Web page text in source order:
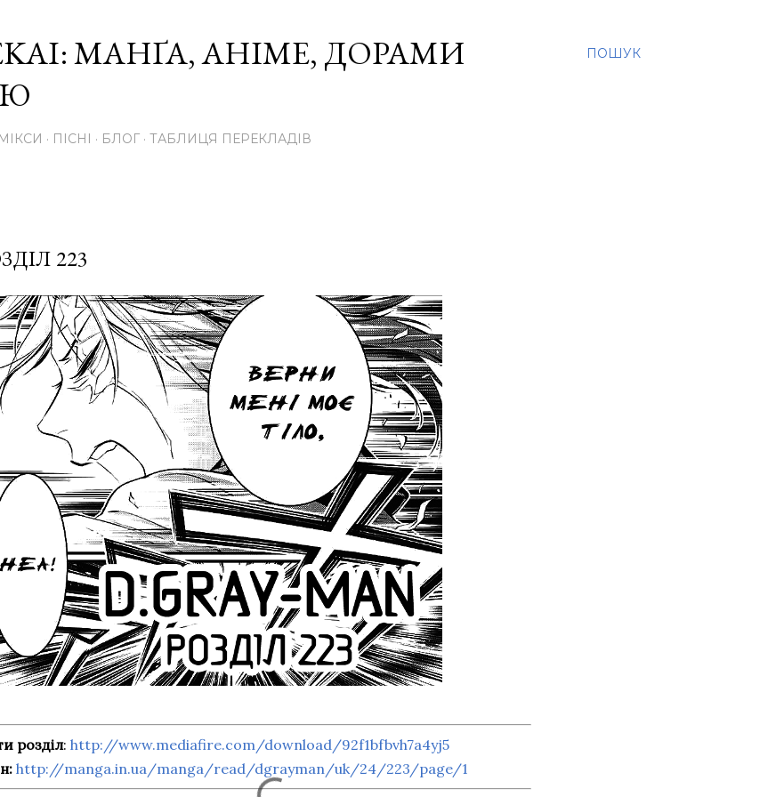
ПОШУК
МАНҐА, АНІМЕ, ДОРАМИ
ПІСНІ БЛОГ ТАБЛИЦЯ ПЕРЕКЛАДІВ
223
розділ: http://www.mediafire.com/download/92f1bfbvh7a4yj5
http://manga.in.ua/manga/read/dgrayman/uk/24/223/page/1